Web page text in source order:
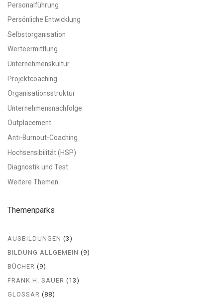
Personalführung
Persönliche Entwicklung
Selbstorganisation
Werteermittlung
Unternehmenskultur
Projektcoaching
Organisationsstruktur
Unternehmensnachfolge
Outplacement
Anti-Burnout-Coaching
Hochsensibilität (HSP)
Diagnostik und Test
Weitere Themen
Themenparks
AUSBILDUNGEN (3)
BILDUNG ALLGEMEIN (9)
BÜCHER (9)
FRANK H. SAUER (13)
GLOSSAR (88)